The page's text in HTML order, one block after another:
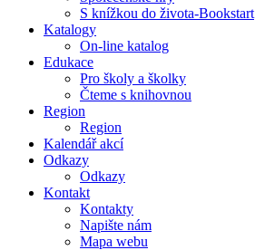
S knížkou do života-Bookstart
Katalogy
On-line katalog
Edukace
Pro školy a školky
Čteme s knihovnou
Region
Region
Kalendář akcí
Odkazy
Odkazy
Kontakt
Kontakty
Napište nám
Mapa webu